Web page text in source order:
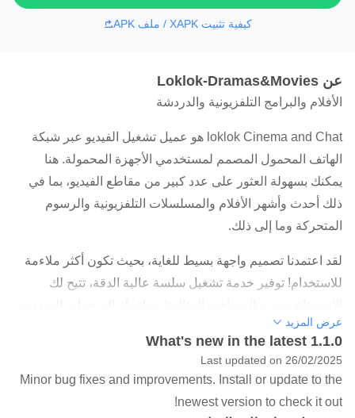
كيفية تثبيت XAPK / ملف APK
عن Loklok-Dramas&Movies
الأفلام والبرامج التلفزيونية والدردشة
loklok Cinema and Chat هو عميل تشغيل الفيديو عبر شبكة
الهاتف المحمول المصمم لمستخدمي الأجهزة المحمولة. هنا
يمكنك بسهولة العثور على عدد كبير من مقاطع الفيديو، بما في
ذلك أحدث وأشهر الأفلام والمسلسلات التلفزيونية والرسوم
المتحركة وما إلى ذلك.
لقد اعتمدنا تصميم واجهة بسيط للغاية، بحيث تكون أكثر ملاءمة
للاستخدام! توفير خدمة تشغيل سلسة عالية الدقة، تتيح لك
اللغات أيضًا على فهم الفيديو بشكل أفضل
1. دعم المشاهدة عبر الإنترنت والتخزين المؤقت للفيديو في وضع
عدم الاتصال.
2. دعم العثور بسرعة على مقاطع الفيديو التي تريد مشاهدتها من
عرض المزيد
What's new in the latest 1.1.0
Last updated on 26/02/2025
Minor bug fixes and improvements. Install or update to the
newest version to check it out!